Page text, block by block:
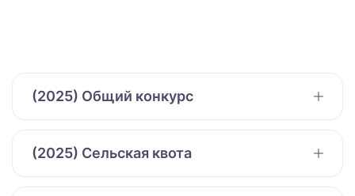
(2025) Общий конкурс
(2025) Сельская квота